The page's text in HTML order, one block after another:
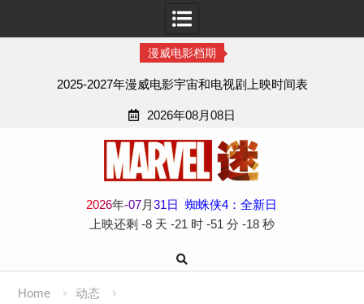
漫威电影档期
2025-2027年漫威电影宇宙和电视剧上映时间表
2026年08月08日
2026年-07月31日
蜘蛛侠4：全新日
上映还剩 -8 天 -21 时 -51 分 -19 秒
Home
动态